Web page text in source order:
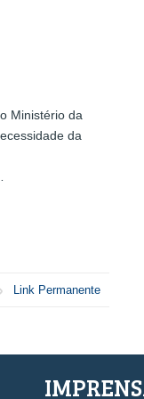
Ministério da
da
Link Permanente